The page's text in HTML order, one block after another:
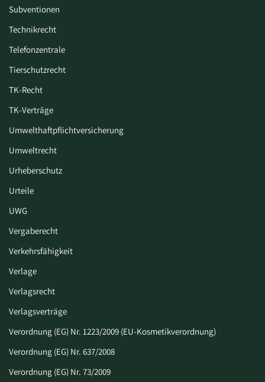
Subventionen
Technikrecht
Telefonzentrale
Tierschutzrecht
TK-Recht
TK-Verträge
Umwelthaftpflichtversicherung
Umweltrecht
Urheberschutz
Urteile
UWG
Vergaberecht
Verkehrsfähigkeit
Verlage
Verlagsrecht
Verlagsverträge
Verordnung (EG) Nr. 1223/2009 (EU-Kosmetikverordnung)
Verordnung (EG) Nr. 637/2008
Verordnung (EG) Nr. 73/2009